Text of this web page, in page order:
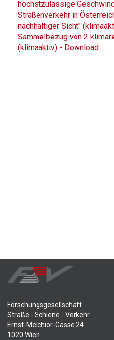
höchstzulässige
Straßenverkehr in
nachhaltiger Sicht"
Sammelbezug von 2
(klimaaktiv) - Download
Forschungsgesellschaft
Straße - Schiene - Verkehr
Ernst-Melchior-Gasse 24
1020 Wien